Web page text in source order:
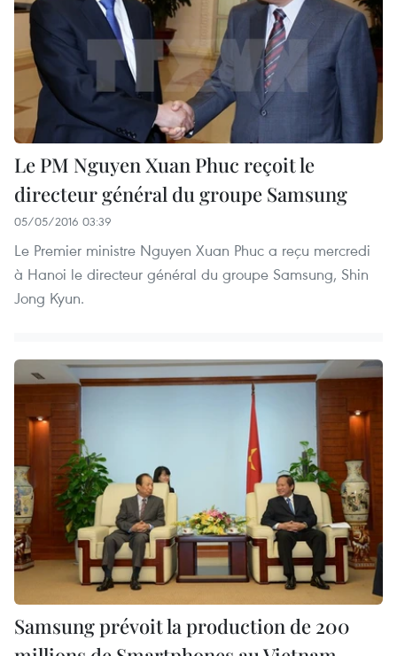
Le PM Nguyen Xuan Phuc reçoit le
directeur général du groupe Samsung
05/05/2016 03:39
Le Premier ministre Nguyen Xuan Phuc a reçu mercredi
à Hanoi le directeur général du groupe Samsung, Shin
Jong Kyun.
Samsung prévoit la production de 200